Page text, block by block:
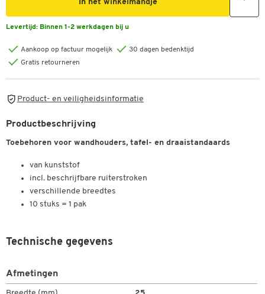
In het winkelmandje
Levertijd: Binnen 1-2 werkdagen bij u
Aankoop op factuur mogelijk
30 dagen bedenktijd
Gratis retourneren
Product- en veiligheidsinformatie
Productbeschrijving
Toebehoren voor wandhouders, tafel- en draaistandaards
van kunststof
incl. beschrijfbare ruiterstroken
verschillende breedtes
10 stuks = 1 pak
Technische gegevens
Afmetingen